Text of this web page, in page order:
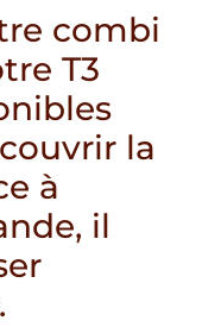
combi
T3
la
à
il